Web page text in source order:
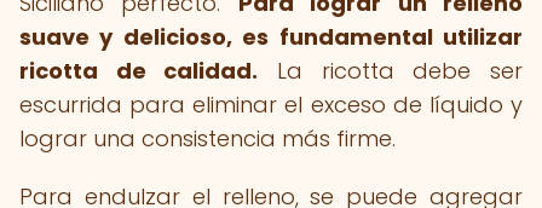
suave y delicioso, es fundamental utilizar
ricotta de calidad. La ricotta debe ser
escurrida para eliminar el exceso de líquido y
lograr una consistencia más firme.
Para endulzar el relleno, se puede agregar